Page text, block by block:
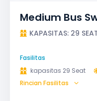
Medium Bus
KAPASITAS: 29
Fasilitas
kapasitas 29 Seat
Bagasi
GPS
Rincian Fasilitas